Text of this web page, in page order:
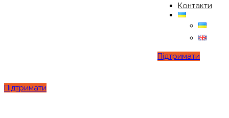
Контакти
Підтримати
Підтримати